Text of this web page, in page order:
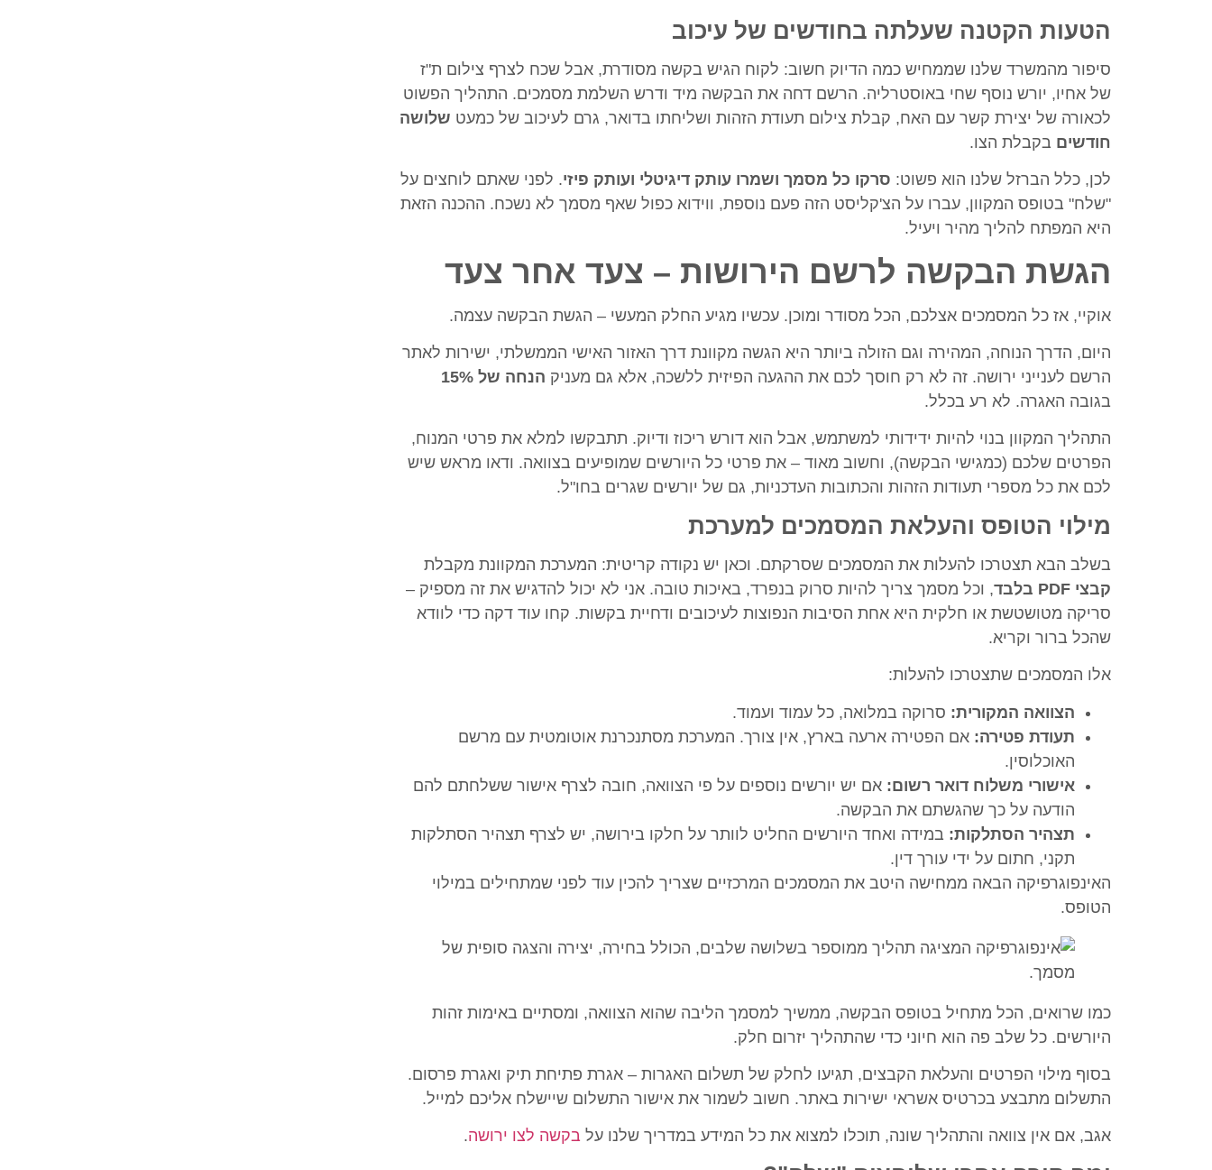
הטעות הקטנה שעלתה בחודשים של עיכוב
סיפור מהמשרד שלנו שממחיש כמה הדיוק חשוב: לקוח הגיש בקשה מסודרת, אבל שכח לצרף צילום ת"ז
של אחיו, יורש נוסף שחי באוסטרליה. הרשם דחה את הבקשה מיד ודרש השלמת מסמכים. התהליך הפשוט
לכאורה של יצירת קשר עם האח, קבלת צילום תעודת הזהות ושליחתו בדואר, גרם לעיכוב של כמעט שלושה
חודשים בקבלת הצו.
לכן, כלל הברזל שלנו הוא פשוט: סרקו כל מסמך ושמרו עותק דיגיטלי ועותק פיזי. לפני שאתם לוחצים על
"שלח" בטופס המקוון, עברו על הצ'קליסט הזה פעם נוספת, ווידוא כפול שאף מסמך לא נשכח. ההכנה הזאת
היא המפתח להליך מהיר ויעיל.
הגשת הבקשה לרשם הירושות – צעד אחר צעד
אוקיי, אז כל המסמכים אצלכם, הכל מסודר ומוכן. עכשיו מגיע החלק המעשי – הגשת הבקשה עצמה.
היום, הדרך הנוחה, המהירה וגם הזולה ביותר היא הגשה מקוונת דרך האזור האישי הממשלתי, ישירות לאתר
הרשם לענייני ירושה. זה לא רק חוסך לכם את ההגעה הפיזית ללשכה, אלא גם מעניק הנחה של 15%
בגובה האגרה. לא רע בכלל.
התהליך המקוון בנוי להיות ידידותי למשתמש, אבל הוא דורש ריכוז ודיוק. תתבקשו למלא את פרטי המנוח,
הפרטים שלכם (כמגישי הבקשה), וחשוב מאוד – את פרטי כל היורשים שמופיעים בצוואה. ודאו מראש שיש
לכם את כל מספרי תעודות הזהות והכתובות העדכניות, גם של יורשים שגרים בחו"ל.
מילוי הטופס והעלאת המסמכים למערכת
בשלב הבא תצטרכו להעלות את המסמכים שסרקתם. וכאן יש נקודה קריטית: המערכת המקוונת מקבלת
קבצי PDF בלבד
, וכל מסמך צריך להיות סרוק בנפרד, באיכות טובה. אני לא יכול להדגיש את זה מספיק –
סריקה מטושטשת או חלקית היא אחת הסיבות הנפוצות לעיכובים ודחיית בקשות. קחו עוד דקה כדי לוודא
שהכל ברור וקריא.
אלו המסמכים שתצטרכו להעלות:
הצוואה המקורית: סרוקה במלואה, כל עמוד ועמוד.
תעודת פטירה: אם הפטירה ארעה בארץ, אין צורך. המערכת מסתנכרנת אוטומטית עם מרשם
האוכלוסין.
אישורי משלוח דואר רשום: אם יש יורשים נוספים על פי הצוואה, חובה לצרף אישור ששלחתם להם
הודעה על כך שהגשתם את הבקשה.
תצהיר הסתלקות: במידה ואחד היורשים החליט לוותר על חלקו בירושה, יש לצרף תצהיר הסתלקות
תקני, חתום על ידי עורך דין.
האינפוגרפיקה הבאה ממחישה היטב את המסמכים המרכזיים שצריך להכין עוד לפני שמתחילים במילוי
הטופס.
כמו שרואים, הכל מתחיל בטופס הבקשה, ממשיך למסמך הליבה שהוא הצוואה, ומסתיים באימות זהות
היורשים. כל שלב פה הוא חיוני כדי שהתהליך יזרום חלק.
בסוף מילוי הפרטים והעלאת הקבצים, תגיעו לחלק של תשלום האגרות – אגרת פתיחת תיק ואגרת פרסום.
התשלום מתבצע בכרטיס אשראי ישירות באתר. חשוב לשמור את אישור התשלום שיישלח אליכם למייל.
אגב, אם אין צוואה והתהליך שונה, תוכלו למצוא את כל המידע במדריך שלנו על בקשה לצו ירושה.